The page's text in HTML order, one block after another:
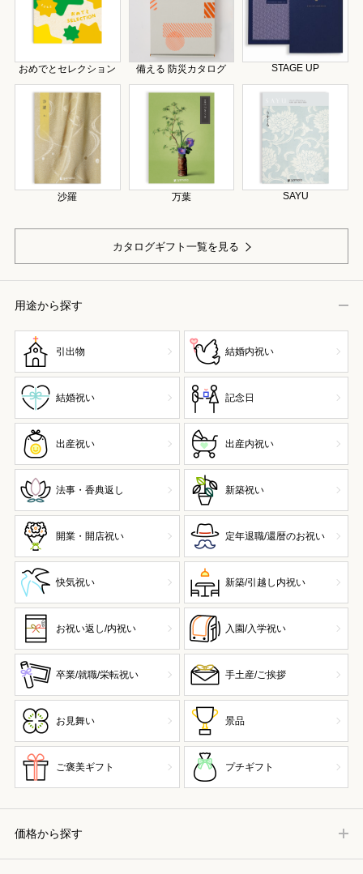
おめでとセレクション 備える 防災カタログ STAGE UP
沙羅 万葉 SAYU
カタログギフト一覧を見る
用途から探す
引出物 結婚内祝い
結婚祝い 記念日
出産祝い 出産内祝い
法事・香典返し 新築祝い
開業・開店祝い 定年退職/還暦のお祝い
快気祝い 新築/引越し内祝い
お祝い返し/内祝い 入園/入学祝い
卒業/就職/栄転祝い 手土産/ご挨拶
お見舞い 景品
ご褒美ギフト プチギフト
価格から探す